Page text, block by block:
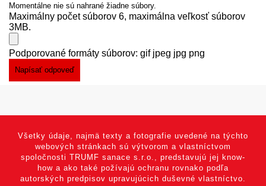
Momentálne nie sú nahrané žiadne súbory.
Maximálny počet súborov 6, maximálna veľkosť súborov
3MB.
Podporované formáty súborov: gif jpeg jpg png
Všetky údaje, najmä texty a fotografie uvedené na týchto
webových stránkach sú výtvorom a vlastníctvom
spoločnosti TRUMF sanace s.r.o., predstavujú jej know-
how a ako také požívajú ochranu rovnako podľa
autorských predpisov upravujúcich duševné vlastníctvo.